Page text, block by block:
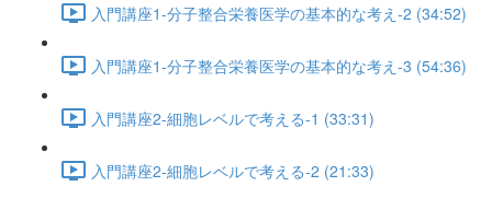
入門講座1-分子整合栄養医学の基本的な考え-2 (34:52)
入門講座1-分子整合栄養医学の基本的な考え-3 (54:36)
入門講座2-細胞レベルで考える-1 (33:31)
入門講座2-細胞レベルで考える-2 (21:33)